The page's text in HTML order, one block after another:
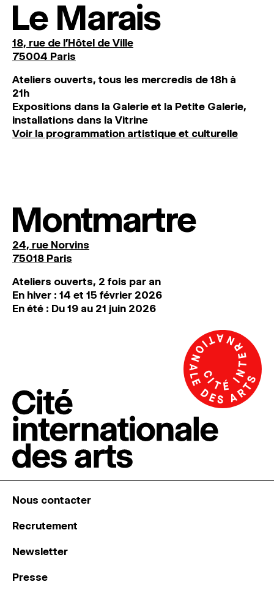
Le Marais
18, rue de l'Hôtel de Ville
75004 Paris
Ateliers ouverts, tous les mercredis de 18h à
21h
Expositions dans la Galerie et la Petite Galerie,
installations dans la Vitrine
Voir la programmation artistique et culturelle
Montmartre
24, rue Norvins
75018 Paris
Ateliers ouverts, 2 fois par an
En hiver : 14 et 15 février 2026
En été : Du 19 au 21 juin 2026
Nous contacter
Recrutement
Newsletter
Presse